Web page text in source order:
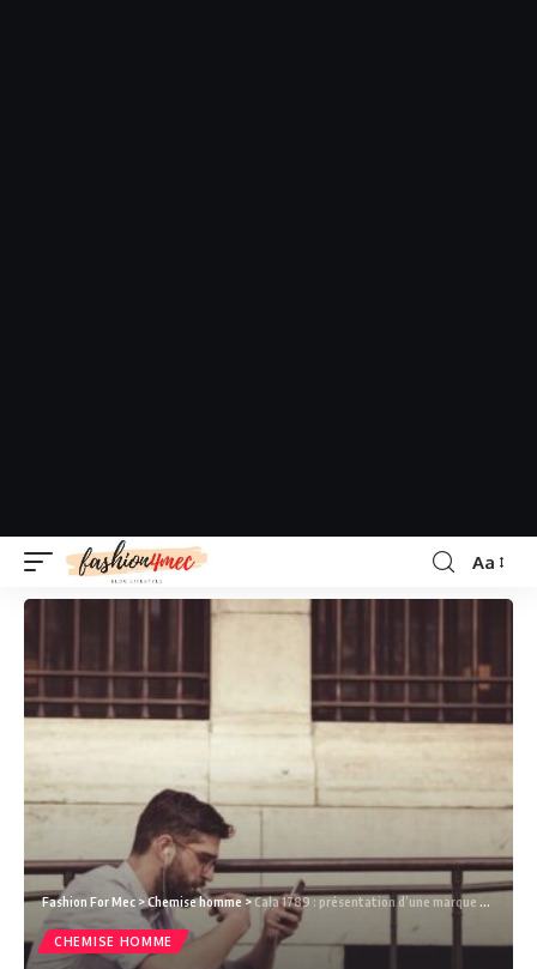
Aa
Fashion For Mec >Chemise homme>Cala 1789 : présentation d’une marque déjà iconique pour les Hommes
CHEMISE HOMME